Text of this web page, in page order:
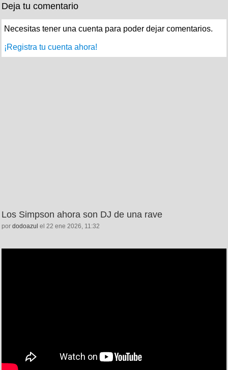
Deja tu comentario
Necesitas tener una cuenta para poder dejar comentarios.
¡Registra tu cuenta ahora!
Los Simpson ahora son DJ de una rave
por dodoazul el 22 ene 2026, 11:32